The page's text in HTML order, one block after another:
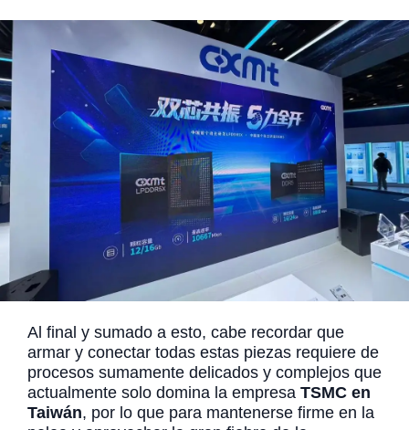
Al final y sumado a esto, cabe recordar que
armar y conectar todas estas piezas requiere de
procesos sumamente delicados y complejos que
actualmente solo domina la empresa TSMC en
Taiwán, por lo que para mantenerse firme en la